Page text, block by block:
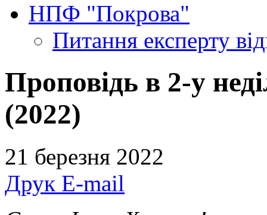
НПФ "Покрова"
Питання експерту
Проповідь в 2-у
(2022)
21 березня 2022
Друк E-mail